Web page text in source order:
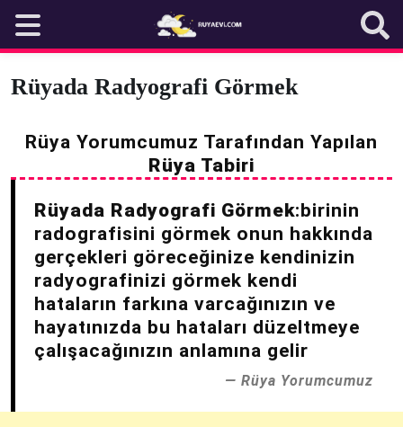
content
Rüyada Radyografi Görmek
Rüya Yorumcumuz Tarafından Yapılan
Rüya Tabiri
Rüyada Radyografi Görmek:birinin
radografisini görmek onun hakkında
gerçekleri göreceğinize kendinizin
radyografinizi görmek kendi
hataların farkına varcağınızın ve
hayatınızda bu hataları düzeltmeye
çalışacağınızın anlamına gelir
Rüya Yorumcumuz